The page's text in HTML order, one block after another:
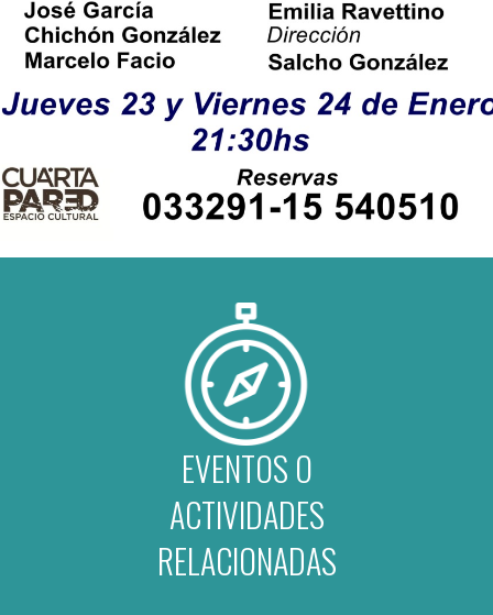
EVENTOS O
ACTIVIDADES
RELACIONADAS